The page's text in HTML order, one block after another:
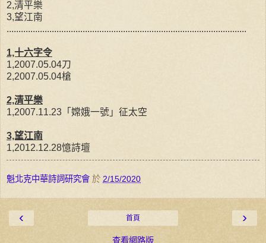
2,清平樂
3,望江南
.....................................................................................................
1,十六字令
1,2007.05.04刀
2,2007.05.04槍
2,清平樂
1,2007.11.23「嫦娥一號」征太空
3,望江南
1,2012.12.28憶詩壇
魁北克中華詩詞研究會 於 2/15/2020
‹ ›
首頁
查看網路版